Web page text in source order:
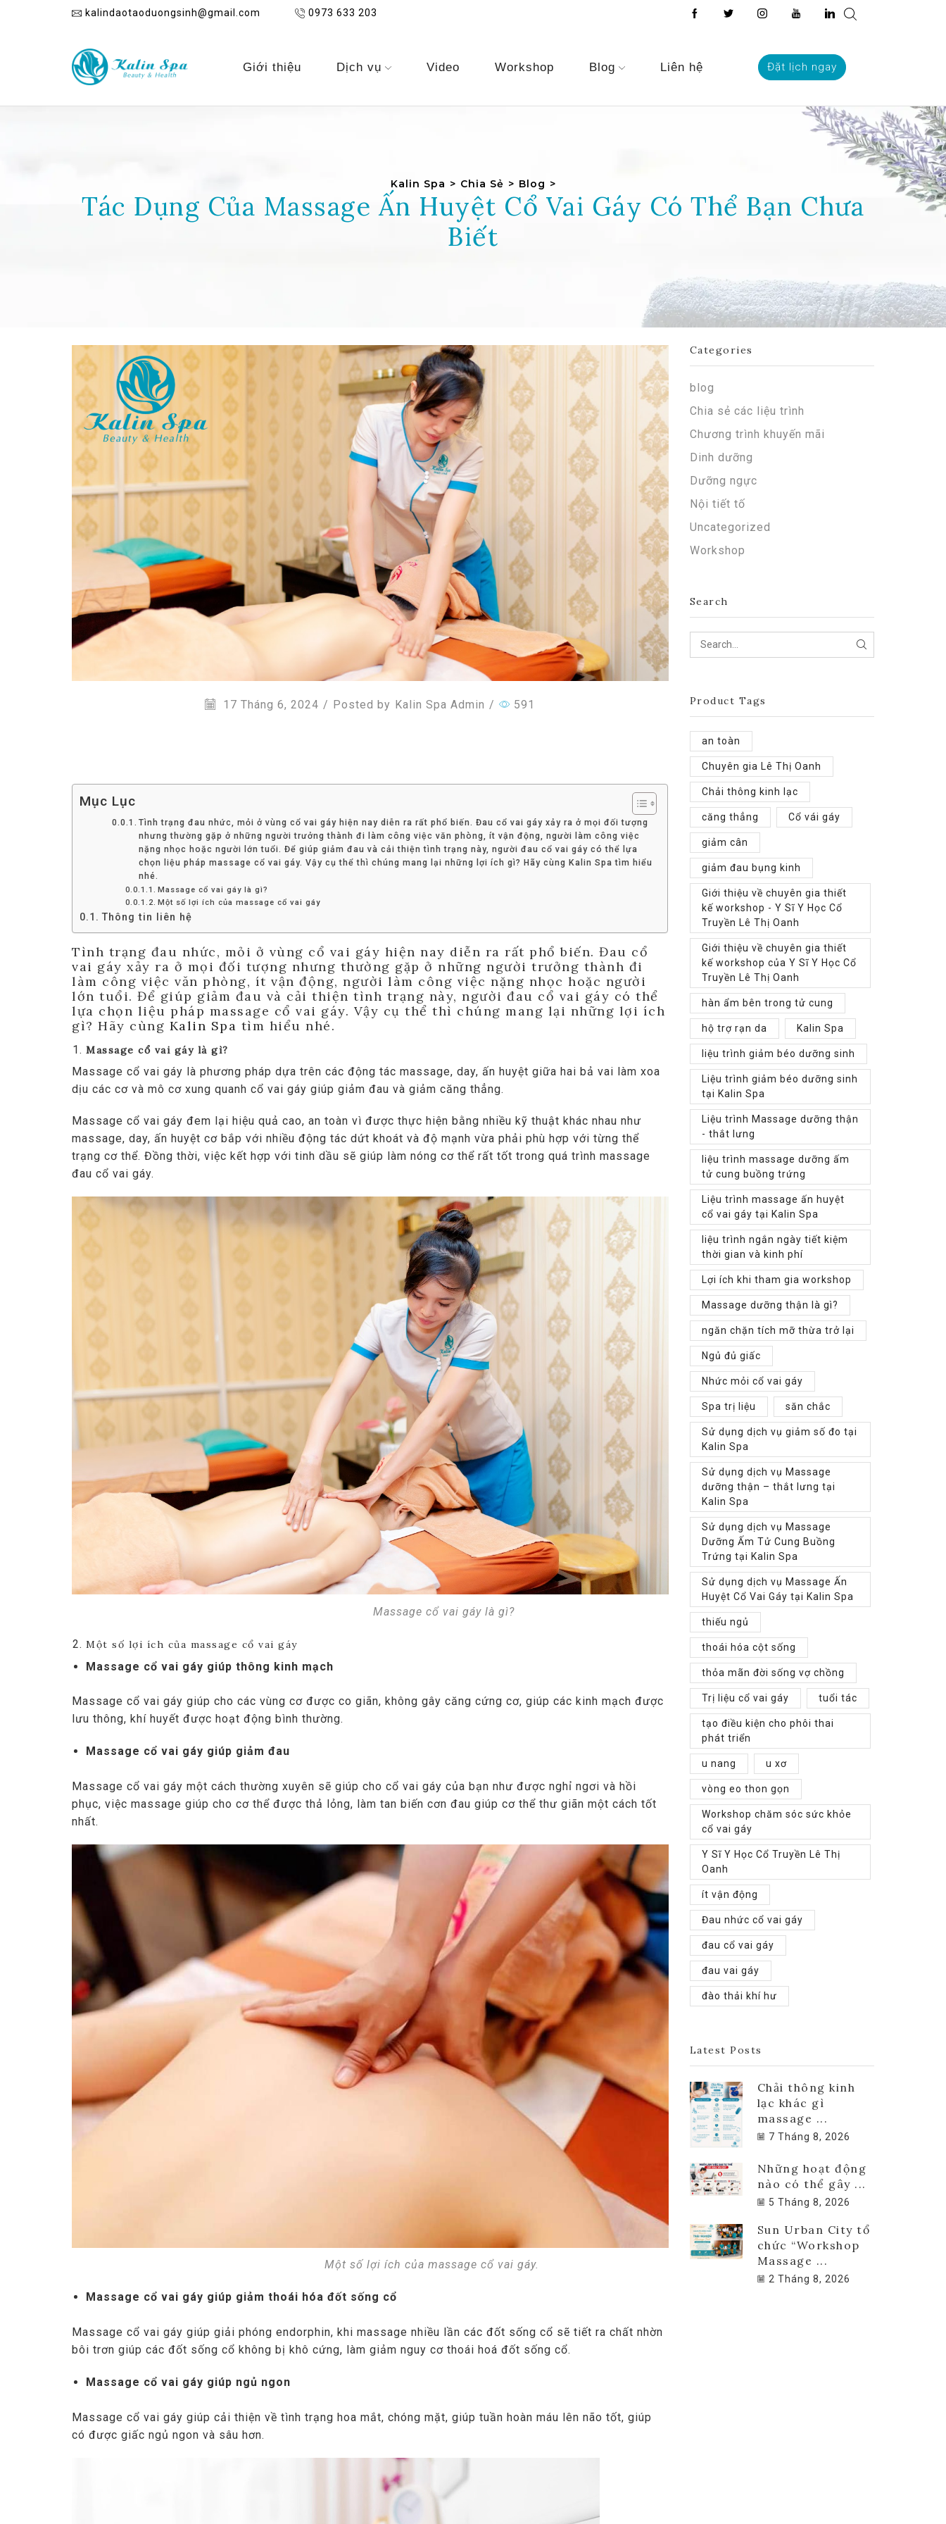
kalindaotaoduongsinh@gmail.com 0973 633 203
Giới thiệu Dịch vụ Video Workshop Blog Liên hệ Đặt lịch ngay
Kalin Spa > Chia Sẻ > Blog >
Tác Dụng Của Massage Ấn Huyệt Cổ Vai Gáy Có Thể Bạn Chưa
Biết
17 Tháng 6, 2024 / Posted by Kalin Spa Admin / 591
Mục Lục
Tình trạng đau nhức, mỏi ở vùng cổ vai gáy hiện nay diễn ra rất phổ biến. Đau cổ vai gáy xảy ra ở mọi đối tượng
nhưng thường gặp ở những người trưởng thành đi làm công việc văn phòng, ít vận động, người làm công việc
nặng nhọc hoặc người lớn tuổi. Để giúp giảm đau và cải thiện tình trạng này, người đau cổ vai gáy có thể lựa
chọn liệu pháp massage cổ vai gáy. Vậy cụ thể thì chúng mang lại những lợi ích gì? Hãy cùng Kalin Spa tìm hiểu
nhé.
Massage cổ vai gáy là gì?
Một số lợi ích của massage cổ vai gáy
Thông tin liên hệ
Tình trạng đau nhức, mỏi ở vùng cổ vai gáy hiện nay diễn ra rất phổ biến. Đau cổ
vai gáy xảy ra ở mọi đối tượng nhưng thường gặp ở những người trưởng thành đi
làm công việc văn phòng, ít vận động, người làm công việc nặng nhọc hoặc người
lớn tuổi. Để giúp giảm đau và cải thiện tình trạng này, người đau cổ vai gáy có thể
lựa chọn liệu pháp massage cổ vai gáy. Vậy cụ thể thì chúng mang lại những lợi ích
gì? Hãy cùng Kalin Spa tìm hiểu nhé.
Massage cổ vai gáy là gì?
Massage cổ vai gáy là phương pháp dựa trên các động tác massage, day, ấn huyệt giữa hai bả vai làm xoa
dịu các cơ và mô cơ xung quanh cổ vai gáy giúp giảm đau và giảm căng thẳng.
Massage cổ vai gáy đem lại hiệu quả cao, an toàn vì được thực hiện bằng nhiều kỹ thuật khác nhau như
massage, day, ấn huyệt cơ bắp với nhiều động tác dứt khoát và độ mạnh vừa phải phù hợp với từng thể
trạng cơ thể. Đồng thời, việc kết hợp với tinh dầu sẽ giúp làm nóng cơ thể rất tốt trong quá trình massage
đau cổ vai gáy.
Massage cổ vai gáy là gì?
Một số lợi ích của massage cổ vai gáy
Massage cổ vai gáy giúp thông kinh mạch
Massage cổ vai gáy giúp cho các vùng cơ được co giãn, không gây căng cứng cơ, giúp các kinh mạch được
lưu thông, khí huyết được hoạt động bình thường.
Massage cổ vai gáy giúp giảm đau
Massage cổ vai gáy một cách thường xuyên sẽ giúp cho cổ vai gáy của bạn như được nghỉ ngơi và hồi
phục, việc massage giúp cho cơ thể được thả lỏng, làm tan biến cơn đau giúp cơ thể thư giãn một cách tốt
nhất.
Một số lợi ích của massage cổ vai gáy.
Massage cổ vai gáy giúp giảm thoái hóa đốt sống cổ
Massage cổ vai gáy giúp giải phóng endorphin, khi massage nhiều lần các đốt sống cổ sẽ tiết ra chất nhờn
bôi trơn giúp các đốt sống cổ không bị khô cứng, làm giảm nguy cơ thoái hoá đốt sống cổ.
Massage cổ vai gáy giúp ngủ ngon
Massage cổ vai gáy giúp cải thiện về tình trạng hoa mắt, chóng mặt, giúp tuần hoàn máu lên não tốt, giúp
có được giấc ngủ ngon và sâu hơn.
Categories
blog
Chia sẻ các liệu trình
Chương trình khuyến mãi
Dinh dưỡng
Dưỡng ngực
Nội tiết tố
Uncategorized
Workshop
Search
Product Tags
an toàn
Chuyên gia Lê Thị Oanh
Chải thông kinh lạc
căng thẳng Cổ vái gáy
giảm cân
giảm đau bụng kinh
Giới thiệu về chuyên gia thiết
kế workshop - Y Sĩ Y Học Cổ
Truyền Lê Thị Oanh
Giới thiệu về chuyên gia thiết
kế workshop của Y Sĩ Y Học Cổ
Truyền Lê Thị Oanh
hàn ẩm bên trong tử cung
hộ trợ rạn da Kalin Spa
liệu trình giảm béo dưỡng sinh
Liệu trình giảm béo dưỡng sinh
tại Kalin Spa
Liệu trình Massage dưỡng thận
- thắt lưng
liệu trình massage dưỡng ấm
tử cung buồng trứng
Liệu trình massage ấn huyệt
cổ vai gáy tại Kalin Spa
liệu trình ngắn ngày tiết kiệm
thời gian và kinh phí
Lợi ích khi tham gia workshop
Massage dưỡng thận là gì?
ngăn chặn tích mỡ thừa trở lại
Ngủ đủ giấc
Nhức mỏi cổ vai gáy
Spa trị liệu săn chắc
Sử dụng dịch vụ giảm số đo tại
Kalin Spa
Sử dụng dịch vụ Massage
dưỡng thận – thắt lưng tại
Kalin Spa
Sử dụng dịch vụ Massage
Dưỡng Ấm Tử Cung Buồng
Trứng tại Kalin Spa
Sử dụng dịch vụ Massage Ấn
Huyệt Cổ Vai Gáy tại Kalin Spa
thiếu ngủ
thoái hóa cột sống
thỏa mãn đời sống vợ chồng
Trị liệu cổ vai gáy tuổi tác
tạo điều kiện cho phôi thai
phát triển
u nang u xơ
vòng eo thon gọn
Workshop chăm sóc sức khỏe
cổ vai gáy
Y Sĩ Y Học Cổ Truyền Lê Thị
Oanh
ít vận động
Đau nhức cổ vai gáy
đau cổ vai gáy
đau vai gáy
đào thải khí hư
Latest Posts
Chải thông kinh
lạc khác gì
massage ...
7 Tháng 8, 2026
Những hoạt động
nào có thể gây ...
5 Tháng 8, 2026
Sun Urban City tổ
chức “Workshop
Massage ...
2 Tháng 8, 2026